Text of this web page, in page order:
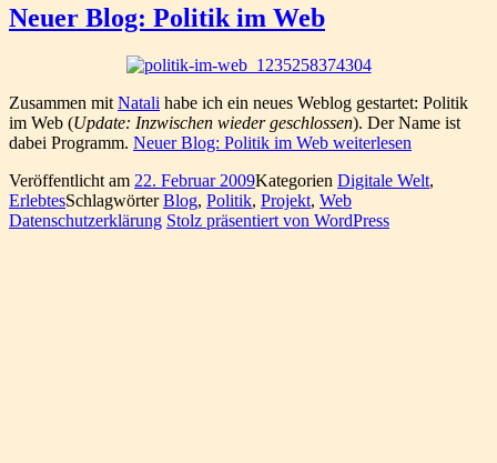
Neuer Blog: Politik im Web
Zusammen mit Natali habe ich ein neues Weblog gestartet: Politik
im Web (Update: Inzwischen wieder geschlossen). Der Name ist
dabei Programm. Neuer Blog: Politik im Web weiterlesen
Veröffentlicht am 22. Februar 2009Kategorien Digitale Welt,
ErlebtesSchlagwörterBlog, Politik, Projekt, Web
Datenschutzerklärung Stolz präsentiert von WordPress